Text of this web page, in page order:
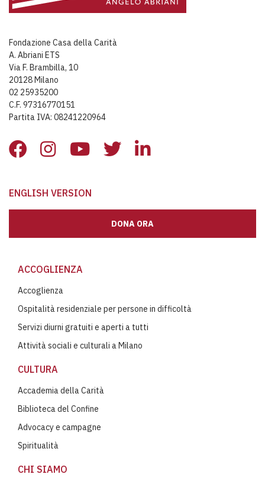
Fondazione Casa della Carità
A. Abriani ETS
Via F. Brambilla, 10
20128 Milano
02 25935200
C.F. 97316770151
Partita IVA: 08241220964
ENGLISH VERSION
DONA ORA
ACCOGLIENZA
Accoglienza
Ospitalità residenziale per persone in difficoltà
Servizi diurni gratuiti e aperti a tutti
Attività sociali e culturali a Milano
CULTURA
Accademia della Carità
Biblioteca del Confine
Advocacy e campagne
Spiritualità
CHI SIAMO